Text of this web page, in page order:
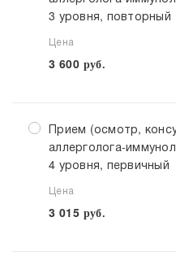
3 уровня, повторный
Цена
3 600 руб.
Прием (осмотр,
аллерголога-
4 уровня, первичный
Цена
3 015 руб.